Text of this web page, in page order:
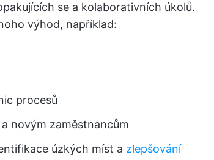
se a kolaborativních úkolů.
výhod, například:
procesů
novým zaměstnancům
úzkých míst a zlepšování